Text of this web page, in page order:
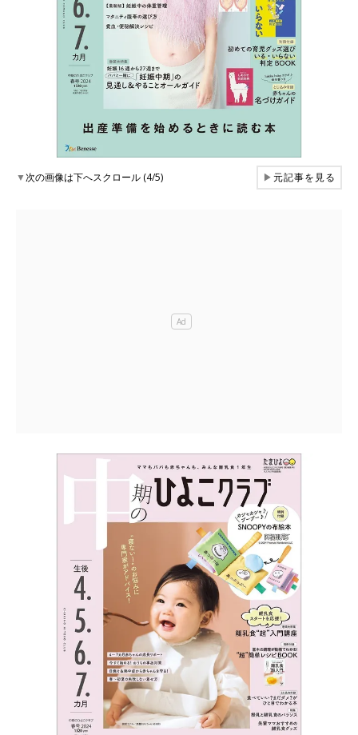
▼次の画像は下へスクロール (4/5) ▶元記事を見る